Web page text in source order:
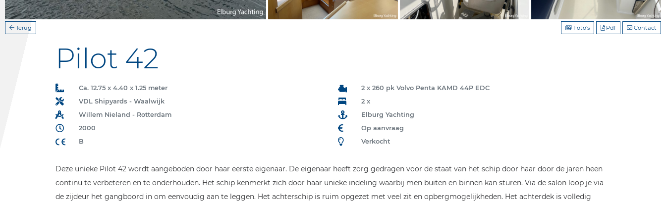
Terug Contact
Pdf
Foto's
Pilot 42
Ca. 12.75 x 4.40 x 1.25 meter
VDL Shipyards - Waalwijk
Willem Nieland - Rotterdam
2000
B
2 x 260 pk Volvo Penta KAMD 44P EDC
2 x
Elburg Yachting
Op aanvraag
Verkocht
Deze unieke Pilot 42 wordt aangeboden door haar eerste eigenaar. De eigenaar heeft zorg gedragen voor de staat van het schip door haar door de jaren heen
continu te verbeteren en te onderhouden. Het schip kenmerkt zich door haar unieke indeling waarbij men buiten en binnen kan sturen. Via de salon loop je via
de zijdeur het gangboord in om eenvoudig aan te leggen. Het achterschip is ruim opgezet met veel zit en opbergmogelijkheden. Het achterdek is volledig